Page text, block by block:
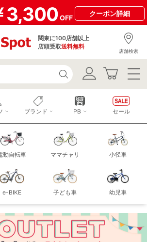
3,300OFF
クーポン詳細
関東に100店舗以上
店頭受取送料無料
店舗検索
動自転車 ママチャリ 小径車
e-BIKE 子ども車 幼児車
ブランド PB セール